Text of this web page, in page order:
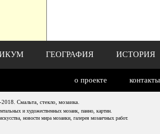
ГЕОГРАФИЯ ИСТОРИЯ
о проекте контакты
2018. Смальта, стекло, мозаика.
и художественных мозаик, панно, картин.
новости мира мозаики, галерея мозаичных работ.